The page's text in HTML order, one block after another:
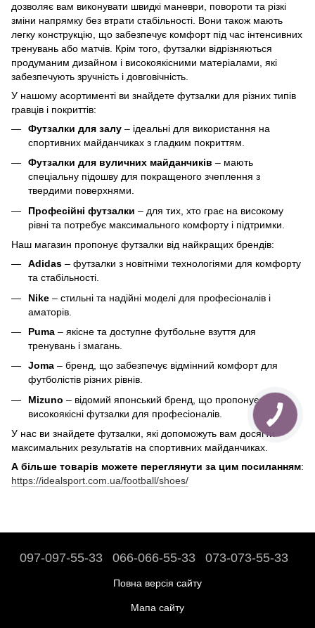
дозволяє вам виконувати швидкі маневри, повороти та різкі
зміни напрямку без втрати стабільності. Вони також мають
легку конструкцію, що забезпечує комфорт під час інтенсивних
тренувань або матчів. Крім того, футзалки відрізняються
продуманим дизайном і високоякісними матеріалами, які
забезпечують зручність і довговічність.
У нашому асортименті ви знайдете футзалки для різних типів
гравців і покриттів:
Футзалки для залу – ідеальні для використання на
спортивних майданчиках з гладким покриттям.
Футзалки для вуличних майданчиків – мають
спеціальну підошву для покращеного зчеплення з
твердими поверхнями.
Професійні футзалки – для тих, хто грає на високому
рівні та потребує максимального комфорту і підтримки.
Наш магазин пропонує футзалки від найкращих брендів:
Adidas – футзалки з новітніми технологіями для комфорту
та стабільності.
Nike – стильні та надійні моделі для професіоналів і
аматорів.
Puma – якісне та доступне футбольне взуття для
тренувань і змагань.
Joma – бренд, що забезпечує відмінний комфорт для
футболістів різних рівнів.
Mizuno – відомий японський бренд, що пропонує
високоякісні футзалки для професіоналів.
У нас ви знайдете футзалки, які допоможуть вам досягти
максимальних результатів на спортивних майданчиках.
А більше товарів можете переглянути за цим посиланням:
https://idealsport.com.ua/football/shoes/
097-097-55-33 066-066-55-33 073-073-55-33
Повна версія сайту
Мапа сайту